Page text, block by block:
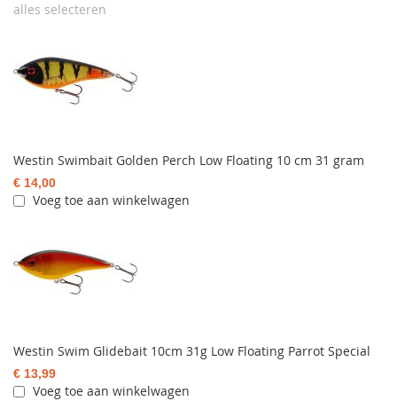
alles selecteren
Westin Swimbait Golden Perch Low Floating 10 cm 31 gram
€ 14,00
Voeg toe aan winkelwagen
Westin Swim Glidebait 10cm 31g Low Floating Parrot Special
€ 13,99
Voeg toe aan winkelwagen